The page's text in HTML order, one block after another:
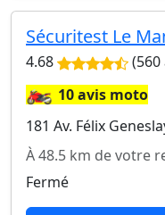
Sécuritest Le
4.68 (560
🏍️10 avis moto
181 Av. Félix
À 48.5 km de votre
Fermé